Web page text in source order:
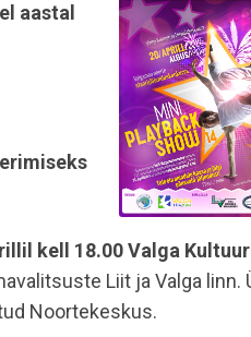
aastal
kell 18.00Valga
Liit ja Valga linn.
Noortekeskus.